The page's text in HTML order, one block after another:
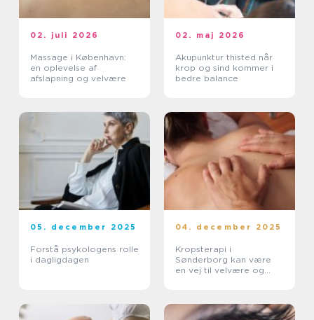
02. juli 2026
Massage i København:
en oplevelse af
afslapning og velvære
02. maj 2026
Akupunktur thisted når
krop og sind kommer i
bedre balance
05. december 2025
Forstå psykologens rolle
i dagligdagen
04. december 2025
Kropsterapi i
Sønderborg kan være
en vej til velvære og